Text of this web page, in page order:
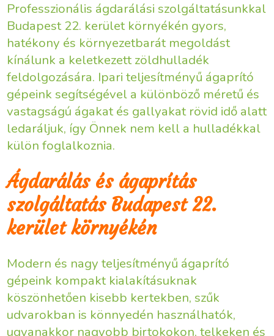
Professzionális ágdarálási szolgáltatásunkkal
Budapest 22. kerület környékén gyors,
hatékony és környezetbarát megoldást
kínálunk a keletkezett zöldhulladék
feldolgozására. Ipari teljesítményű ágaprító
gépeink segítségével a különböző méretű és
vastagságú ágakat és gallyakat rövid idő alatt
ledaráljuk, így Önnek nem kell a hulladékkal
külön foglalkoznia.
Ágdarálás és ágaprítás
szolgáltatás Budapest 22.
kerület környékén
Modern és nagy teljesítményű ágaprító
gépeink kompakt kialakításuknak
köszönhetően kisebb kertekben, szűk
udvarokban is könnyedén használhatók,
ugyanakkor nagyobb birtokokon, telkeken és